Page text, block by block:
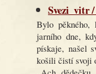
Svezi_vitr
Bylo pěkného,
jarního dne,
pískaje, našel
košili čistí svoji